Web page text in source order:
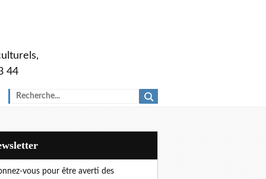
44
vous pour être averti des